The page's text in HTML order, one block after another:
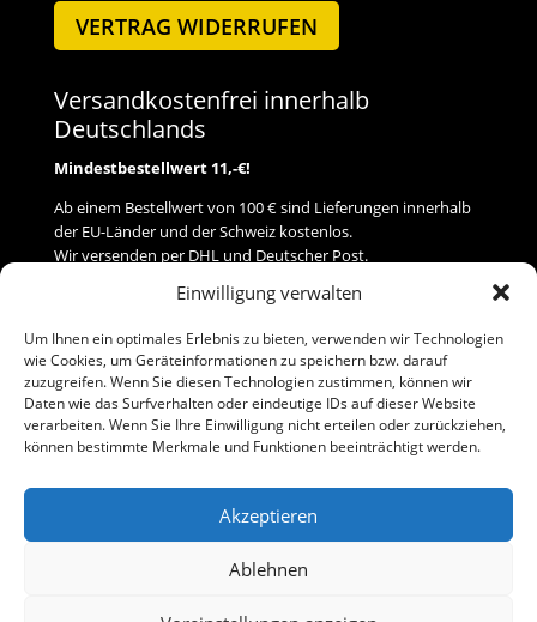
Einwilligung verwalten
Um Ihnen ein optimales Erlebnis zu bieten, verwenden wir Technologien
wie Cookies, um Geräteinformationen zu speichern bzw. darauf
zuzugreifen. Wenn Sie diesen Technologien zustimmen, können wir
Daten wie das Surfverhalten oder eindeutige IDs auf dieser Website
verarbeiten. Wenn Sie Ihre Einwilligung nicht erteilen oder zurückziehen,
können bestimmte Merkmale und Funktionen beeinträchtigt werden.
Akzeptieren
Ablehnen
VERTRAG WIDERRUFEN
Versandkostenfrei innerhalb
Deutschlands
Mindestbestellwert 11,-€!
Ab einem Bestellwert von 100 € sind Lieferungen innerhalb
der EU-Länder und der Schweiz kostenlos.
Wir versenden per DHL und Deutscher Post.
Versand
Zahlung
Baumann Modellspielwaren
Telefon (0 91 61) 33 84